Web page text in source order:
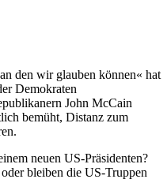
den wir glauben können« hat
Demokraten
John McCain
bemüht, Distanz zum
neuen US-Präsidenten?
bleiben die US-Truppen